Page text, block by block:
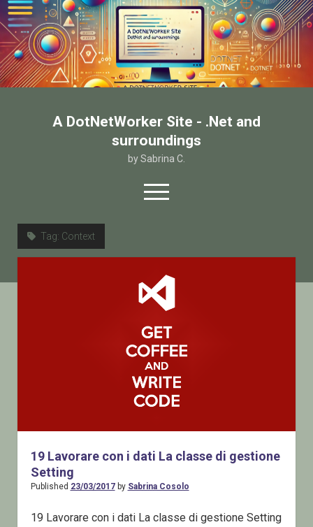
A DotNetWorker Site - .Net and
surroundings
by Sabrina C.
open
menu
Chi sono
Contatto
Tag: Context
19 Lavorare con i dati La classe di gestione
Setting
Published 23/03/2017by Sabrina Cosolo
19 Lavorare con i dati La classe di gestione Setting